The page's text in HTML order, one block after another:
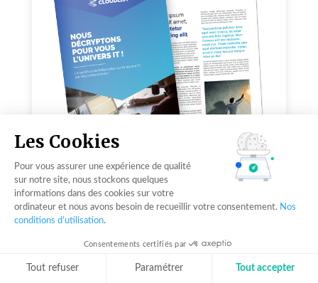
DÉCOUVRIR
Les Cookies
Pour vous assurer une expérience de qualité
sur notre site, nous stockons quelques
informations dans des cookies sur votre
ordinateur et nous avons besoin de recueillir votre consentement. Nos
conditions d’utilisation.
Consentements certifiés par
Tout refuser Paramétrer Tout accepter